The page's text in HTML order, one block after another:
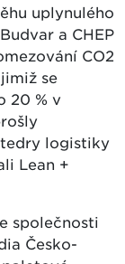
uplynulého
a CHEP
CO2
se
20 % v
logistiky
Lean +
společnosti
Česko-